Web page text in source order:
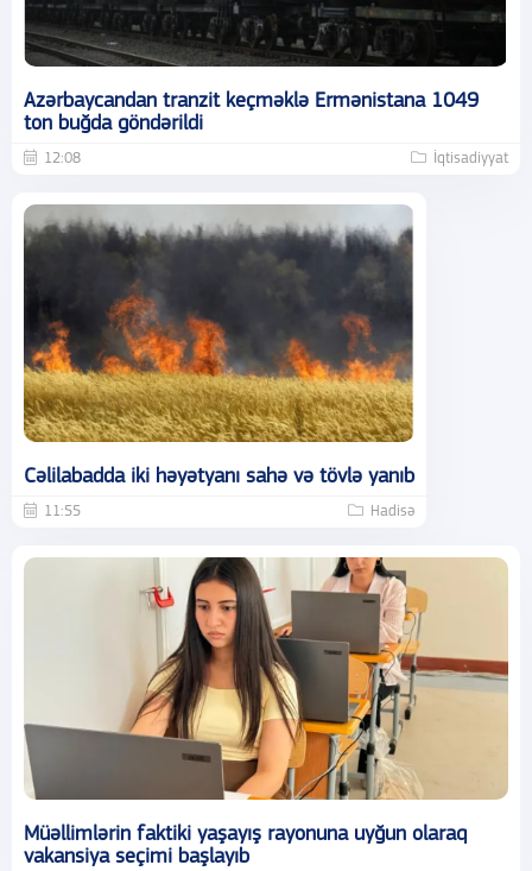
Azərbaycandan tranzit keçməklə Ermənistana 1049
ton buğda göndərildi
12:08 İqtisadiyyat
Cəlilabadda iki həyətyanı sahə və tövlə yanıb
11:55 Hadisə
Müəllimlərin faktiki yaşayış rayonuna uyğun olaraq
vakansiya seçimi başlayıb